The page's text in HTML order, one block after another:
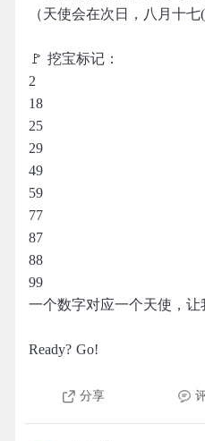
（天使会在次日，八月十七
🚩 挖宝标记：
2
18
25
29
49
59
77
87
88
99
一个数字对应一个天使，让
Ready? Go!
分享